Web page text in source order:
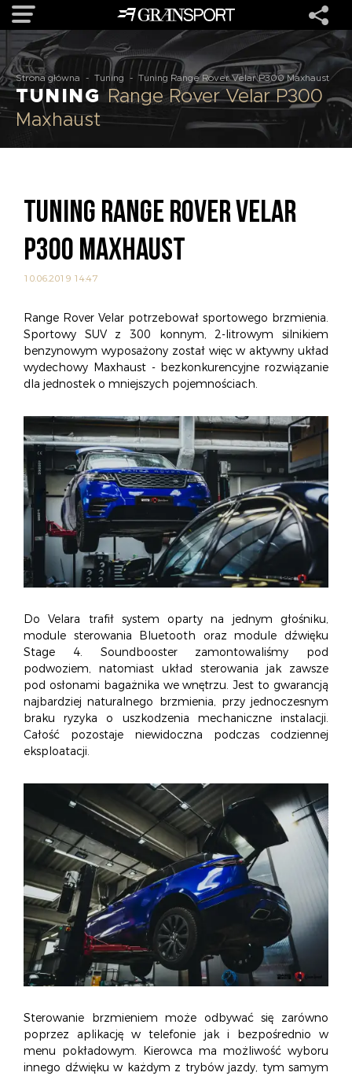
OFERTA
MARKI
O NAS
KONTAKT
O NAS OFERTA BLOG ZOSTAŃ PARTNEREM
Strona główna - Tuning - Tuning Range Rover Velar P300 Maxhaust
TUNING
Range Rover Velar P300
Maxhaust
TUNING RANGE ROVER VELAR
P300 MAXHAUST
10.06.2019 14:47
Range Rover Velar potrzebował sportowego brzmienia.
Sportowy SUV z 300 konnym, 2-litrowym silnikiem
benzynowym wyposażony został więc w aktywny układ
wydechowy Maxhaust - bezkonkurencyjne rozwiązanie
dla jednostek o mniejszych pojemnościach.
Do Velara trafił system oparty na jednym głośniku,
module sterowania Bluetooth oraz module dźwięku
Stage 4. Soundbooster zamontowaliśmy pod
podwoziem, natomiast układ sterowania jak zawsze
pod osłonami bagażnika we wnętrzu. Jest to gwarancją
najbardziej naturalnego brzmienia, przy jednoczesnym
braku ryzyka o uszkodzenia mechaniczne instalacji.
Całość pozostaje niewidoczna podczas codziennej
eksploatacji.
Sterowanie brzmieniem może odbywać się zarówno
poprzez aplikację w telefonie jak i bezpośrednio w
menu pokładowym. Kierowca ma możliwość wyboru
innego dźwięku w każdym z trybów jazdy, tym samym